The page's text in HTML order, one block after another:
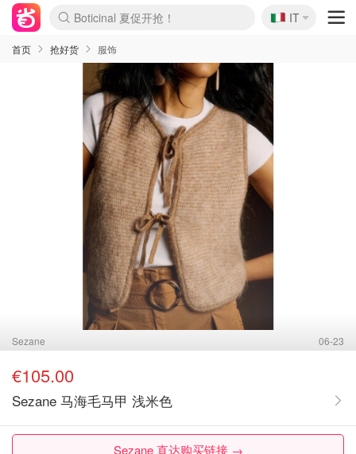
Boticinal 夏促开抢！
4折！lulu周四疯狂上新
速领！Stanley独家85折
Zalando 奥莱闪促！每日更新
🇮🇹
IT
首页 抢好货 服饰
Sezane 06-23
€105.00
Sezane 马海毛马甲 浅米色
Sezane 直达购买链接 →